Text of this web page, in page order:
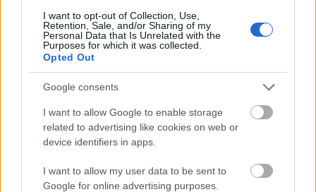
I want to opt-out of Collection, Use,
Retention, Sale, and/or Sharing of my
Personal Data that Is Unrelated with the
Purposes for which it was collected.
Opted Out
Google consents
I want to allow Google to enable storage
related to advertising like cookies on web or
device identifiers in apps.
I want to allow my user data to be sent to
Google for online advertising purposes.
Ο Μητροπολίτης Ιερώνυμος στο Λαογραφικό Μουσείο
Καμενιάνων ΦΩΤΟ